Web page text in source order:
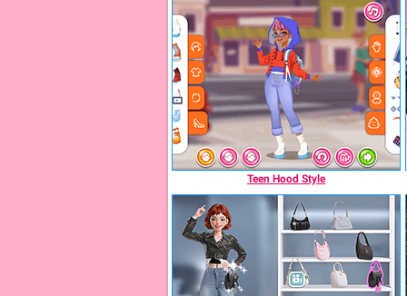
Teen Hood Style